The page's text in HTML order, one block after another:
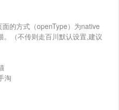
的方式（openType）为native
。（不传则走百川默认设置,建议
淘